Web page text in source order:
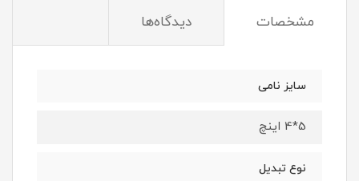
مشخصات دیدگاه‌ها
سایز نامی
5*4 اینچ
نوع تبدیل